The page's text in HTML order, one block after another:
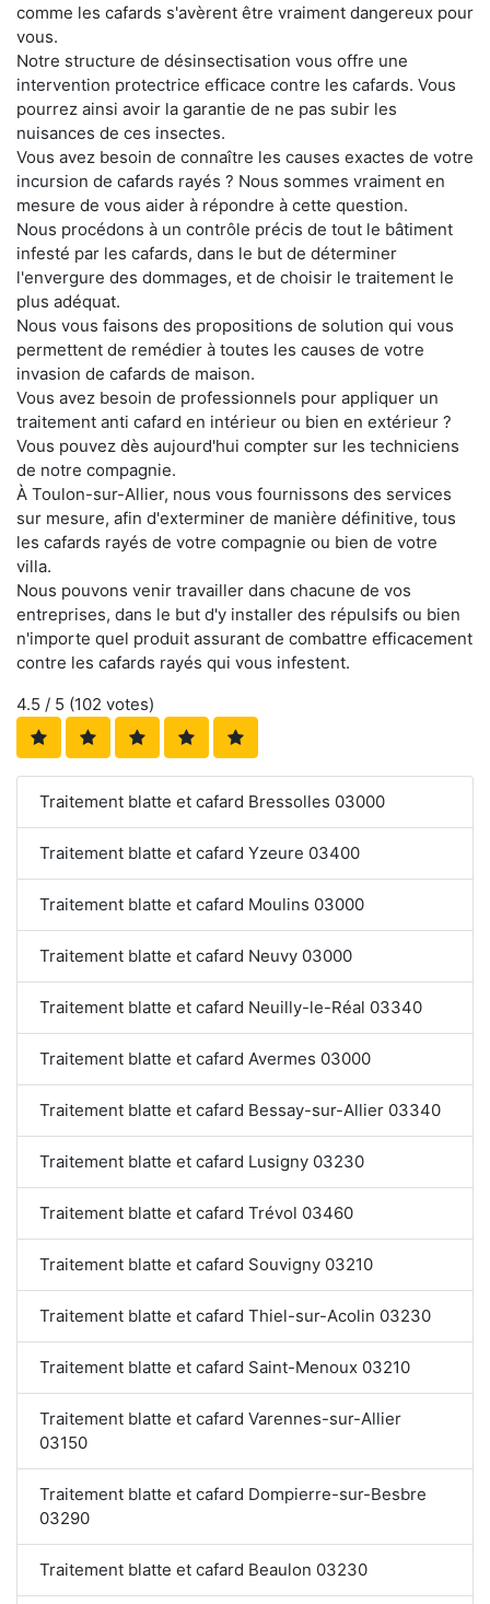
comme les cafards s'avèrent être vraiment dangereux pour
vous.
Notre structure de désinsectisation vous offre une
intervention protectrice efficace contre les cafards. Vous
pourrez ainsi avoir la garantie de ne pas subir les
nuisances de ces insectes.
Vous avez besoin de connaître les causes exactes de votre
incursion de cafards rayés ? Nous sommes vraiment en
mesure de vous aider à répondre à cette question.
Nous procédons à un contrôle précis de tout le bâtiment
infesté par les cafards, dans le but de déterminer
l'envergure des dommages, et de choisir le traitement le
plus adéquat.
Nous vous faisons des propositions de solution qui vous
permettent de remédier à toutes les causes de votre
invasion de cafards de maison.
Vous avez besoin de professionnels pour appliquer un
traitement anti cafard en intérieur ou bien en extérieur ?
Vous pouvez dès aujourd'hui compter sur les techniciens
de notre compagnie.
À Toulon-sur-Allier, nous vous fournissons des services
sur mesure, afin d'exterminer de manière définitive, tous
les cafards rayés de votre compagnie ou bien de votre
villa.
Nous pouvons venir travailler dans chacune de vos
entreprises, dans le but d'y installer des répulsifs ou bien
n'importe quel produit assurant de combattre efficacement
contre les cafards rayés qui vous infestent.
4.5 / 5 (102 votes)
Traitement blatte et cafard Bressolles 03000
Traitement blatte et cafard Yzeure 03400
Traitement blatte et cafard Moulins 03000
Traitement blatte et cafard Neuvy 03000
Traitement blatte et cafard Neuilly-le-Réal 03340
Traitement blatte et cafard Avermes 03000
Traitement blatte et cafard Bessay-sur-Allier 03340
Traitement blatte et cafard Lusigny 03230
Traitement blatte et cafard Trévol 03460
Traitement blatte et cafard Souvigny 03210
Traitement blatte et cafard Thiel-sur-Acolin 03230
Traitement blatte et cafard Saint-Menoux 03210
Traitement blatte et cafard Varennes-sur-Allier
03150
Traitement blatte et cafard Dompierre-sur-Besbre
03290
Traitement blatte et cafard Beaulon 03230